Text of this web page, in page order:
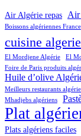
Air Algérie repas Air
Boissons algériennes France
cuisine algerie
El Mordjene Algérie El
Foire de Paris produits
Huile d’olive
Meilleurs restaurants
Mhadjebs algériens
Plat
Plats algériens faciles